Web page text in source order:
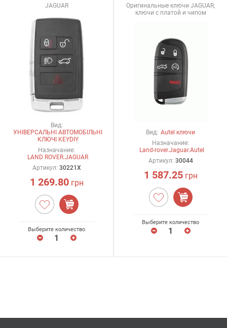
JAGUAR
Вид:
УНІВЕРСАЛЬНІ АВТОМОБІЛЬНІ
КЛЮЧІ KEYDIY
Назначание:
LAND ROVER.JAGUAR
Артикул: 30221X
1 269.80грн
Выберите количество
Оригинальные ключи JAGUAR,
ключи с платой и чипом
Вид: Autel ключи
Назначание:
Land-rover.Jaguar.Autel
Артикул: 30044
1 587.25грн
Выберите количество